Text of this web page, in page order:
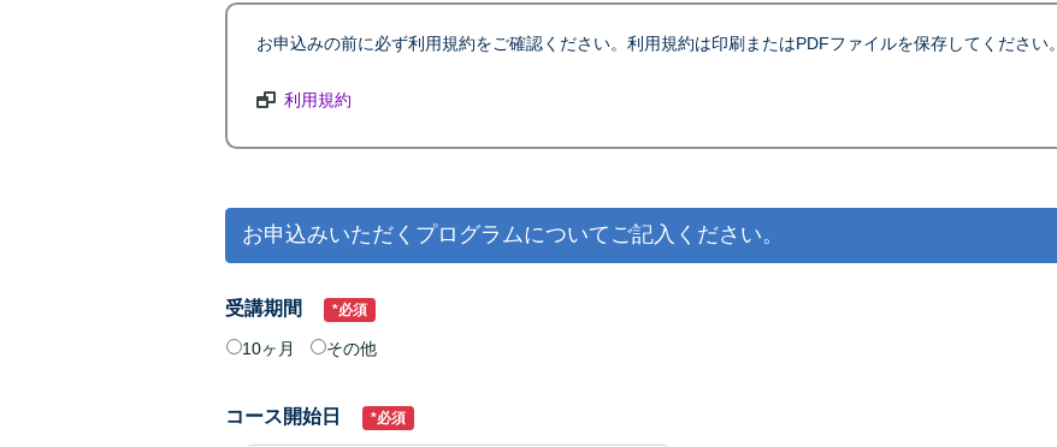
お申込みの前に必ず利用規約をご確認ください。利用規約は印刷またはPDFファイルを保存してください。
利用規約
お申込みいただくプログラムについてご記入ください。
受講期間 *必須
10ヶ月 その他
コース開始日 *必須